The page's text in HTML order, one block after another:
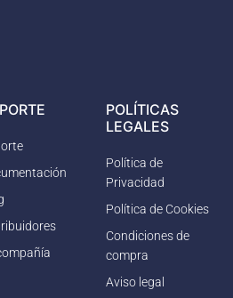
POLÍTICAS
LEGALES
Política de
Privacidad
Política de Cookies
Condiciones de
compra
Aviso legal